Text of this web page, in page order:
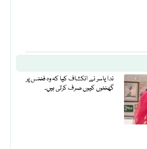
ندا یاسر نے انکشاف کیا کہ وہ فٹنس پر
گھنٹوں کیوں صرف کرتی ہیں۔